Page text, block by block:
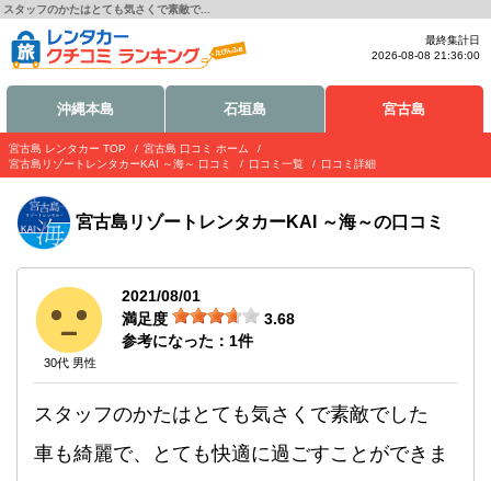
スタッフのかたはとても気さくで素敵で...
最終集計日
2026-08-08 21:36:00
沖縄本島 石垣島 宮古島
宮古島 レンタカー TOP
宮古島 口コミ ホーム
宮古島リゾートレンタカーKAI ～海～ 口コミ
口コミ一覧 口コミ詳細
宮古島リゾートレンタカーKAI ～海～の口コミ
30代 男性
2021/08/01
満足度
3.68
参考になった： 1件
スタッフのかたはとても気さくで素敵でした
車も綺麗で、とても快適に過ごすことができま